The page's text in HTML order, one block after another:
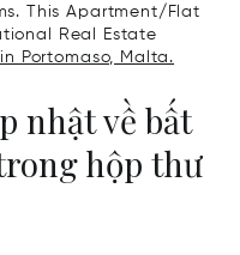
This Apartment/Flat
Real Estate
Portomaso, Malta.
nhật về bất
hộp thư